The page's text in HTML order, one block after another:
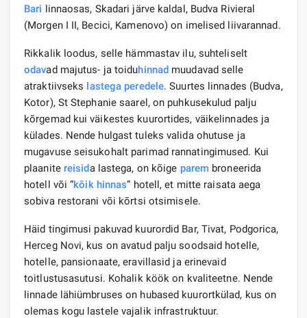
Bari linnaosas, Skadari järve kaldal, Budva Rivieral
(Morgen I II, Becici, Kamenovo) on imelised liivarannad.
Rikkalik loodus, selle hämmastav ilu, suhteliselt
odavad majutus- ja toiduhinnad muudavad selle
atraktiivseks lastega peredele. Suurtes linnades (Budva,
Kotor), St Stephanie saarel, on puhkusekulud palju
kõrgemad kui väikestes kuurortides, väikelinnades ja
külades. Nende hulgast tuleks valida ohutuse ja
mugavuse seisukohalt parimad rannatingimused. Kui
plaanite reisida lastega, on kõige parem broneerida
hotell või “kõik hinnas” hotell, et mitte raisata aega
sobiva restorani või kõrtsi otsimisele.
Häid tingimusi pakuvad kuurordid Bar, Tivat, Podgorica,
Herceg Novi, kus on avatud palju soodsaid hotelle,
hotelle, pansionaate, eravillasid ja erinevaid
toitlustusasutusi. Kohalik köök on kvaliteetne. Nende
linnade lähiümbruses on hubased kuurortkülad, kus on
olemas kogu lastele vajalik infrastruktuur.